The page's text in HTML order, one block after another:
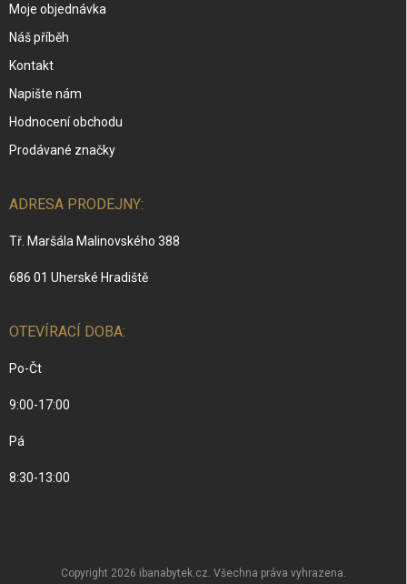
Moje objednávka
Náš příběh
Kontakt
Napište nám
Hodnocení obchodu
Prodávané značky
ADRESA PRODEJNY:
Tř. Maršála Malinovského 388
686 01 Uherské Hradiště
OTEVÍRACÍ DOBA:
Po-Čt
9:00-17:00
Pá
8:30-13:00
Copyright 2026 ibanabytek.cz. Všechna práva vyhrazena.